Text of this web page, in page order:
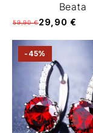
Beata
59,90 €29,90 €
-45%